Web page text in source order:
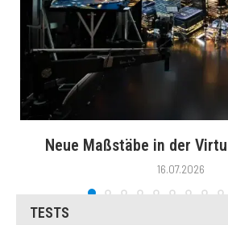
Neue Maßstäbe in der
16.07.2026
TESTS